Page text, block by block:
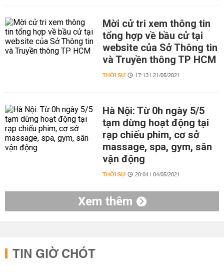
Mời cử tri xem thông tin
tổng hợp về bầu cử tại
website của Sở Thông tin
và Truyền thông TP HCM
THỜI SỰ 17:13 | 21/05/2021
Hà Nội: Từ 0h ngày 5/5
tạm dừng hoạt động tại
rạp chiếu phim, cơ sở
massage, spa, gym, sân
vận động
THỜI SỰ 20:04 | 04/05/2021
Xem thêm
TIN GIỜ CHÓT